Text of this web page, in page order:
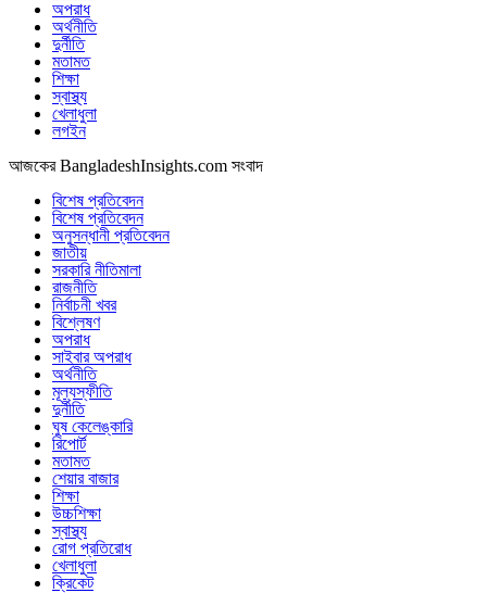
অপরাধ
অর্থনীতি
দুর্নীতি
মতামত
শিক্ষা
স্বাস্থ্য
খেলাধুলা
লগইন
আজকের BangladeshInsights.com সংবাদ
বিশেষ প্রতিবেদন
বিশেষ প্রতিবেদন
অনুসন্ধানী প্রতিবেদন
জাতীয়
সরকারি নীতিমালা
রাজনীতি
নির্বাচনী খবর
বিশ্লেষণ
অপরাধ
সাইবার অপরাধ
অর্থনীতি
মূল্যস্ফীতি
দুর্নীতি
ঘুষ কেলেঙ্কারি
রিপোর্ট
মতামত
শেয়ার বাজার
শিক্ষা
উচ্চশিক্ষা
স্বাস্থ্য
রোগ প্রতিরোধ
খেলাধুলা
ক্রিকেট